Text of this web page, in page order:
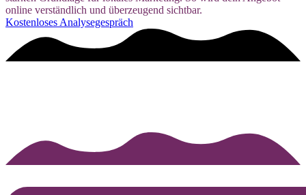
online verständlich und überzeugend sichtbar.
Kostenloses Analysegespräch